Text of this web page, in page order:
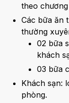
theo
Các bữa ăn
thường
02 bữa
khách
03 bữa
Khách sạn:
phòng.